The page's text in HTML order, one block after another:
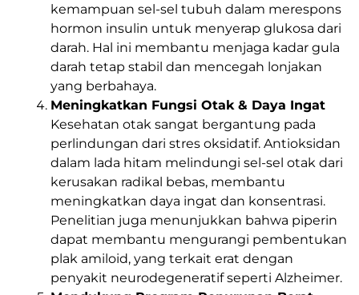
kemampuan sel-sel tubuh dalam merespons
hormon insulin untuk menyerap glukosa dari
darah. Hal ini membantu menjaga kadar gula
darah tetap stabil dan mencegah lonjakan
yang berbahaya.
Meningkatkan Fungsi Otak & Daya Ingat
Kesehatan otak sangat bergantung pada
perlindungan dari stres oksidatif. Antioksidan
dalam lada hitam melindungi sel-sel otak dari
kerusakan radikal bebas, membantu
meningkatkan daya ingat dan konsentrasi.
Penelitian juga menunjukkan bahwa piperin
dapat membantu mengurangi pembentukan
plak amiloid, yang terkait erat dengan
penyakit neurodegeneratif seperti Alzheimer.